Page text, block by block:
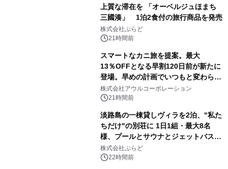
上質な滞在を 「オーベルジュほまち
三國湊」 1泊2食付の旅行商品を発売
株式会社ぷらど
21時間前
スマートなカニ旅を提案。最大
13％OFFとなる早割120日前が新たに
登場。早めの計画でいつもと変わらぬ
大人の冬旅を。ー夕日ヶ浦温泉「佳松
苑 別邸ふうか」ー
株式会社アウルコーポレーション
21時間前
淡路島の一棟貸しヴィラを2泊、"私た
ちだけ"の別荘に 1日1組・最大8名
様、プールとサウナとジェットバス付
きで Villa Mon Temps AWAJIの連泊
素泊りプラン
株式会社ぷらど
22時間前